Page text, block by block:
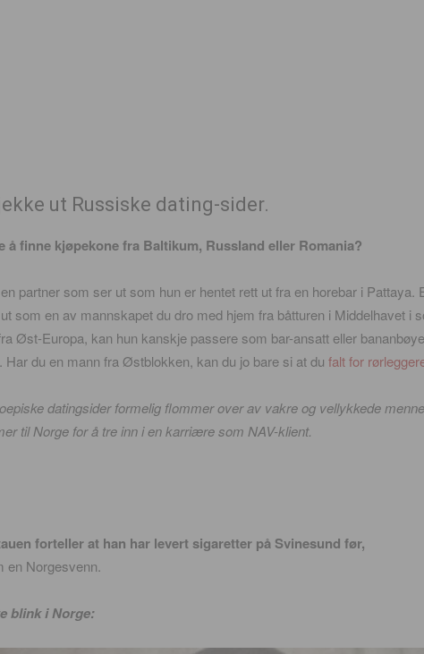
ut Russiske dating-sider.
å finne kjøpekone fra Baltikum, Russland eller Romania?
partner som ser ut som hun er hentet rett ut fra en horebar i Pattaya.
som en av mannskapet du dro med hjem fra båtturen i Middelhavet i
Øst-Europa, kan hun kanskje passere som bar-ansatt eller
Har du en mann fra Østblokken, kan du jo bare si at du falt for
datingsider formelig flommer over av vakre og vellykkede
til Norge for å tre inn i en karriære som NAV-klient.
forteller at han har levert sigaretter på Svinesund før,
en Norgesvenn.
blink i Norge: